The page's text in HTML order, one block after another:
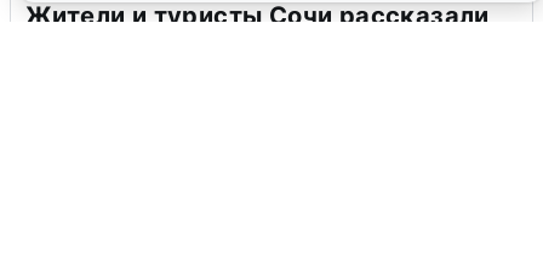
Жители и туристы Сочи рассказали